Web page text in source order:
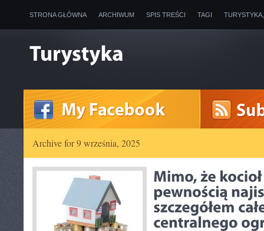
STRONA GŁÓWNA ARCHIWUM SPIS TREŚCI TAGI
Archive for 9 września, 2025